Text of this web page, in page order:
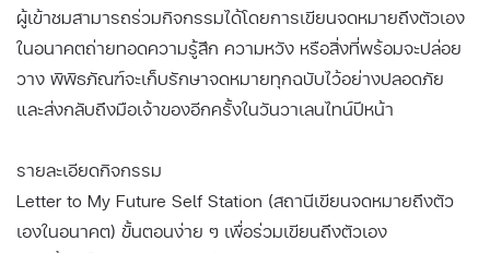
ผู้เข้าชมสามารถร่วมกิจกรรมได้โดยการเขียนจดหมายถึงตัวเอง
ในอนาคตถ่ายทอดความรู้สึก ความหวัง หรือสิ่งที่พร้อมจะปล่อย
วาง พิพิธภัณฑ์จะเก็บรักษาจดหมายทุกฉบับไว้อย่างปลอดภัย
และส่งกลับถึงมือเจ้าของอีกครั้งในวันวาเลนไทน์ปีหน้า
รายละเอียดกิจกรรม
Letter to My Future Self Station (สถานีเขียนจดหมายถึงตัว
เองในอนาคต) ขั้นตอนง่าย ๆ เพื่อร่วมเขียนถึงตัวเอง